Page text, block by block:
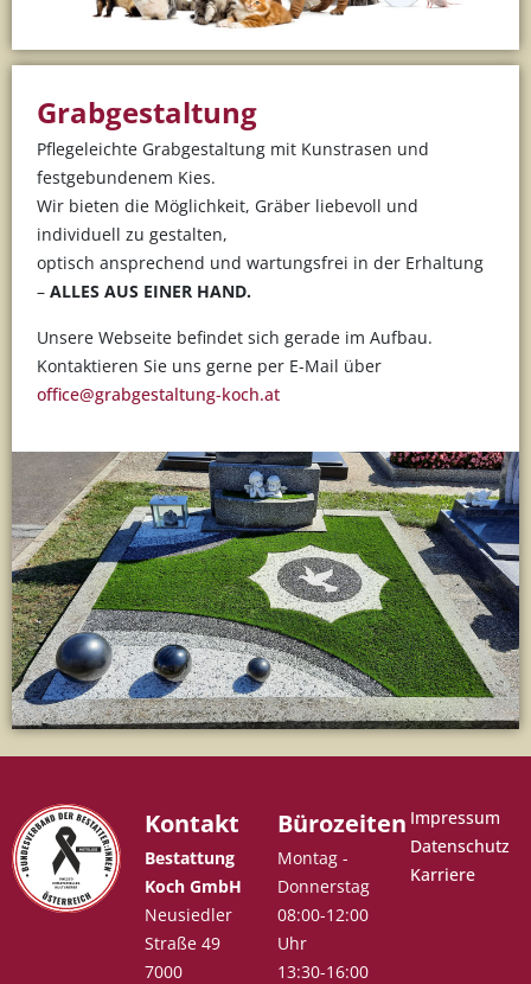
Grabgestaltung
Pflegeleichte Grabgestaltung mit Kunstrasen und
festgebundenem Kies.
Wir bieten die Möglichkeit, Gräber liebevoll und
individuell zu gestalten,
optisch ansprechend und wartungsfrei in der Erhaltung
–ALLES AUS EINER HAND.
Unsere Webseite befindet sich gerade im Aufbau.
Kontaktieren Sie uns gerne per E-Mail über
office@grabgestaltung-koch.at
Kontakt
Bestattung
Koch GmbH
Neusiedler
Straße 49
7000
Bürozeiten
Montag -
Donnerstag
08:00-12:00
Uhr
13:30-16:00
Impressum
Datenschutz
Karriere